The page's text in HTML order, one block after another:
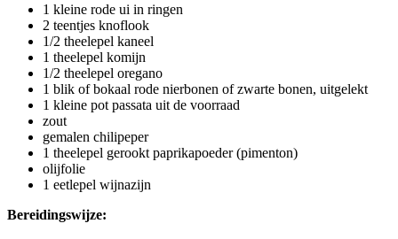
1 kleine rode ui in ringen
2 teentjes knoflook
1/2 theelepel kaneel
1 theelepel komijn
1/2 theelepel oregano
1 blik of bokaal rode nierbonen of zwarte bonen, uitgelekt
1 kleine pot passata uit de voorraad
zout
gemalen chilipeper
1 theelepel gerookt paprikapoeder (pimenton)
olijfolie
1 eetlepel wijnazijn
Bereidingswijze: